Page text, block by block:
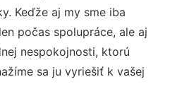
Keďže aj my sme iba
počas spolupráce, ale aj
nespokojnosti, ktorú
sa ju vyriešiť k vašej